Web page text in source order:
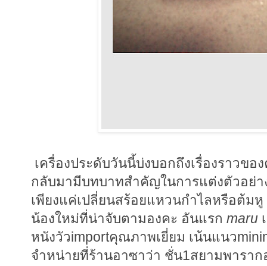
เครื่องประดับวันนี้บ่งบอกถึงเรื่องราวข
กลับมามีบทบาทสำคัญในการแต่งตัวอย่า
เพียงแค่เปลี่ยนสร้อยแหวนกำไลหรือต้ม
น้องใหม่ที่น่าจับตามองคะ อันแรก maru
หนังวัวimportคุณภาพเยี่ยม เน้นแนว
จำหน่ายที่ร้านอาซาว่า ชั่น1สยามพาราก